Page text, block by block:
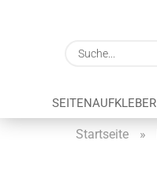
SEITENAUFKLEBER
Startseite »